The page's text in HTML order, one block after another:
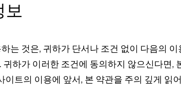
보
는 것은, 귀하가 단서나 조건 없이 다음의
귀하가 이러한 조건에 동의하지 않으신다면,
이트의 이용에 앞서, 본 약관을 주의 깊게 읽